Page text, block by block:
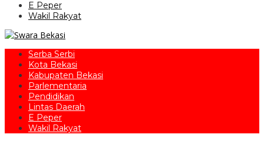
E Peper
Wakil Rakyat
Serba Serbi
Kota Bekasi
Kabupaten Bekasi
Parlementaria
Pendidikan
Lintas Daerah
E Peper
Wakil Rakyat